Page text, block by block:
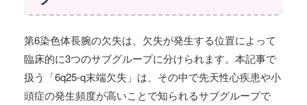
第6染色体長腕の欠失は、欠失が発生する位置によって
臨床的に3つのサブグループに分けられます。本記事で
扱う「6q25-q末端欠失」は、その中で先天性心疾患や小
頭症の発生頻度が高いことで知られるサブグループで